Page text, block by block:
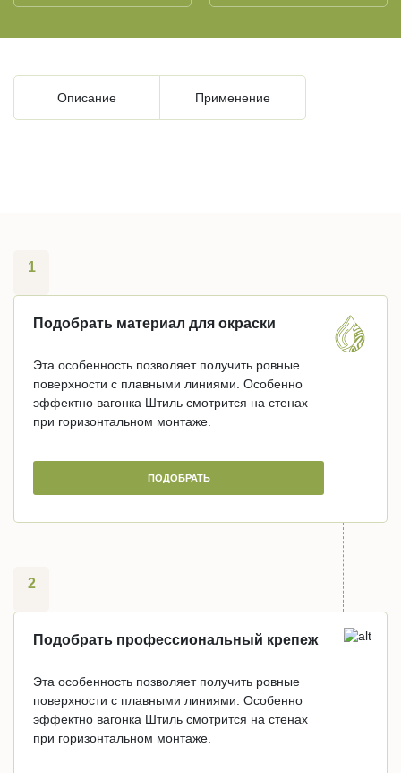
Описание Применение
1
Подобрать материал для окраски
Эта особенность позволяет получить ровные
поверхности с плавными линиями. Особенно
эффектно вагонка Штиль смотрится на стенах
при горизонтальном монтаже.
ПОДОБРАТЬ
2
Подобрать профессиональный крепеж
Эта особенность позволяет получить ровные
поверхности с плавными линиями. Особенно
эффектно вагонка Штиль смотрится на стенах
при горизонтальном монтаже.